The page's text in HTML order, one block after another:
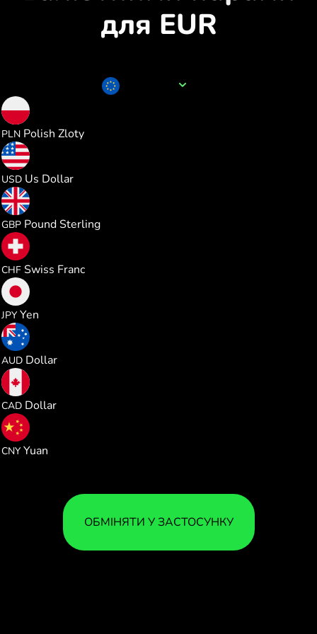
для EUR
PLN Polish Zloty
USD Us Dollar
GBP Pound Sterling
CHF Swiss Franc
JPY Yen
AUD Dollar
CAD Dollar
CNY Yuan
ОБМІНЯТИ У ЗАСТОСУНКУ